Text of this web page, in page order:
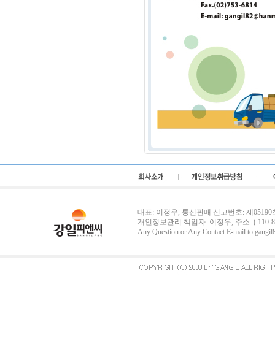
대표: 이정우, 통신판매 신고번호: 제05190
개인정보관리 책임자: 이정우, 주소: (
Any Question or Any Contact E-mail to